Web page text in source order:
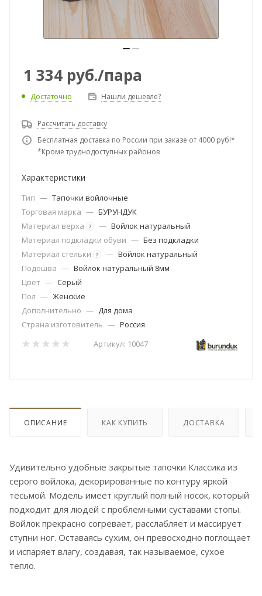
1 334 руб./пара
Достаточно Нашли дешевле?
Рассчитать доставку
Бесплатная доставка по России при заказе от 4000 руб!*
*Кроме труднодоступных районов
Характеристики
Тип — Тапочки войлочные
Торговая марка — БУРУНДУК
Материал верха ? — Войлок натуральный
Материал подкладки обуви — Без подкладки
Материал стельки ? — Войлок натуральный
Подошва — Войлок натуральный 8мм
Цвет — Серый
Пол — Женские
Дополнительно — Для дома
Страна изготовитель — Россия
Артикул: 10047
ОПИСАНИЕ КАК КУПИТЬ ДОСТАВКА
Удивительно удобные закрытые тапочки Классика из
серого войлока, декорированные по контуру яркой
тесьмой. Модель имеет круглый полный носок, который
подходит для людей с проблемными суставами стопы.
Войлок прекрасно согревает, расслабляет и массирует
ступни ног. Оставаясь сухим, он превосходно поглощает
и испаряет влагу, создавая, так называемое, сухое
тепло.